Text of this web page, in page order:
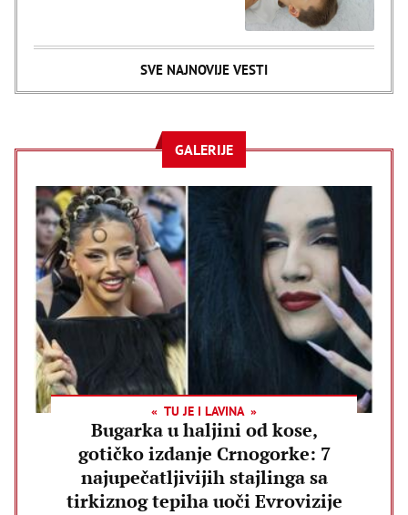
SVE NAJNOVIJE VESTI
GALERIJE
TU JE I LAVINA
Bugarka u haljini od kose,
gotičko izdanje Crnogorke: 7
najupečatljivijih stajlinga sa
tirkiznog tepiha uoči Evrovizije